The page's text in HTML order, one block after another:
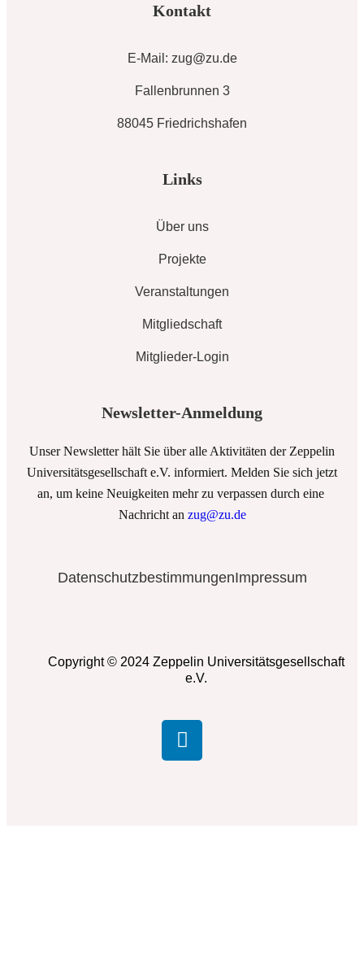
Kontakt
E-Mail: zug@zu.de
Fallenbrunnen 3
88045 Friedrichshafen
Links
Über uns
Projekte
Veranstaltungen
Mitgliedschaft
Mitglieder-Login
Newsletter-Anmeldung
Unser Newsletter hält Sie über alle Aktivitäten der Zeppelin
Universitätsgesellschaft e.V. informiert. Melden Sie sich jetzt
an, um keine Neuigkeiten mehr zu verpassen durch eine
Nachricht an zug@zu.de
DatenschutzbestimmungenImpressum
Copyright © 2024 Zeppelin Universitätsgesellschaft
e.V.